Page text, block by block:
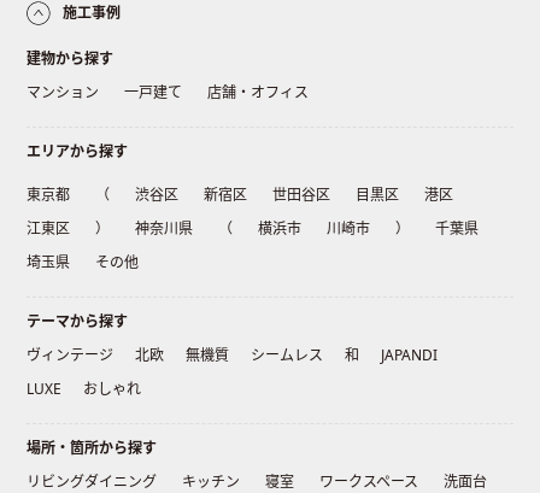
施工事例
建物から探す
マンション
一戸建て 店舗・オフィス
エリアから探す
東京都 （ 渋谷区 新宿区 世田谷区 目黒区
港区
江東区
） 神奈川県 （ 横浜市 川崎市 ）
千葉県
埼玉県
その他
テーマから探す
ヴィンテージ
北欧 無機質 シームレス 和
JAPANDI
LUXE
おしゃれ
場所・箇所から探す
リビングダイニング
キッチン 寝室 ワークスペース
洗面台